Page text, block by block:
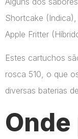
Shortcake
Apple Fritter
Estes cartuchos
rosca 510, o que
diversas baterias